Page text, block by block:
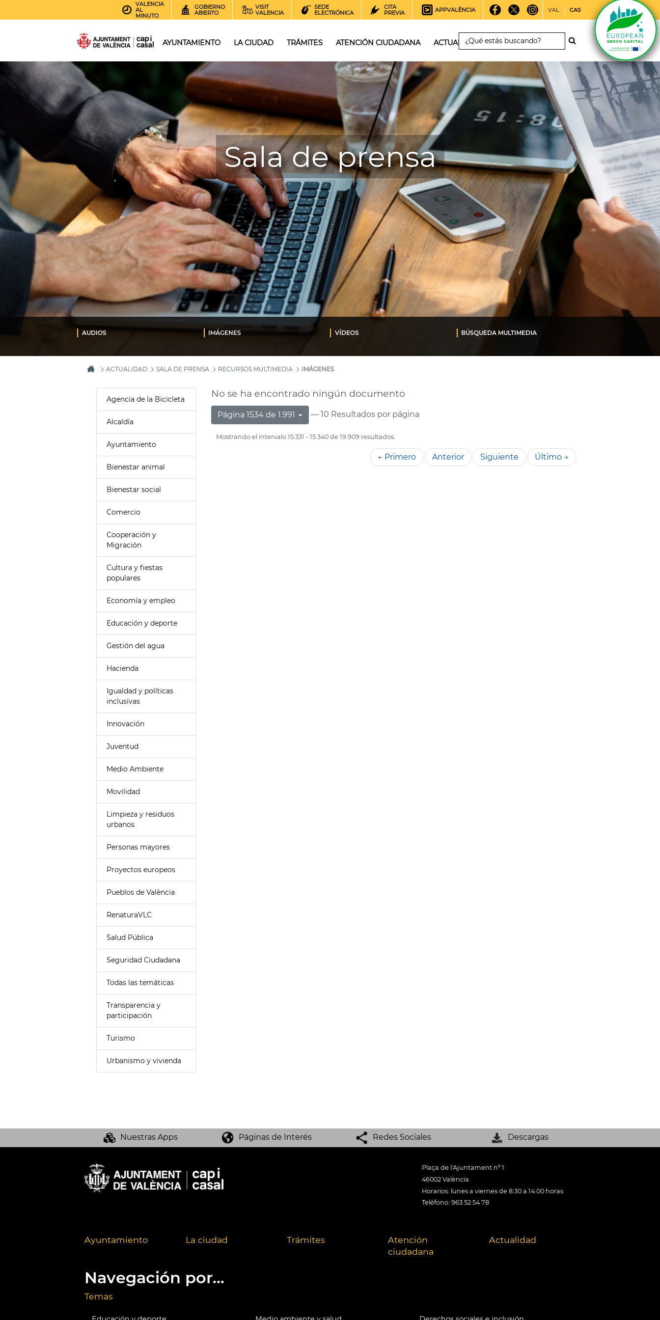
VALENCIA
AL
MINUTO
GOBIERNO
ABIERTO
VISIT
VALENCIA
SEDE
ELECTRÓNICA
CITA
PREVIA
APPVALÈNCIA VAL CAS
AYUNTAMIENTO LA CIUDAD TRÁMITES ATENCIÓN CIUDADANA ACTUALIDAD
Sala de prensa
AUDIOS IMÁGENES VÍDEOS BÚSQUEDA MULTIMEDIA
ACTUALIDAD SALA DE PRENSA RECURSOS MULTIMEDIA IMÁGENES
Agencia de la Bicicleta
Alcaldía
Ayuntamiento
Bienestar animal
Bienestar social
Comercio
Cooperación y
Migración
Cultura y fiestas
populares
Economía y empleo
Educación y deporte
Gestión del agua
Hacienda
Igualdad y políticas
inclusivas
Innovación
Juventud
Medio Ambiente
Movilidad
Limpieza y residuos
urbanos
Personas mayores
Proyectos europeos
Pueblos de València
RenaturaVLC
Salud Pública
Seguridad Ciudadana
Todas las temáticas
Transparencia y
participación
Turismo
Urbanismo y vivienda
No se ha encontrado ningún documento
Página 1534 de 1.991 — 10 Resultados por página
Mostrando el intervalo 15.331 - 15.340 de 19.909 resultados.
← Primero Anterior Siguiente Último →
Nuestras Apps Páginas de Interés Redes Sociales Descargas
Plaça de l'Ajuntament nº 1
46002 València
Horarios: lunes a viernes de 8:30 a 14:00 horas
Teléfono: 963 52 54 78
Ayuntamiento La ciudad Trámites
Atención
ciudadana
Actualidad
Navegación por...
Temas